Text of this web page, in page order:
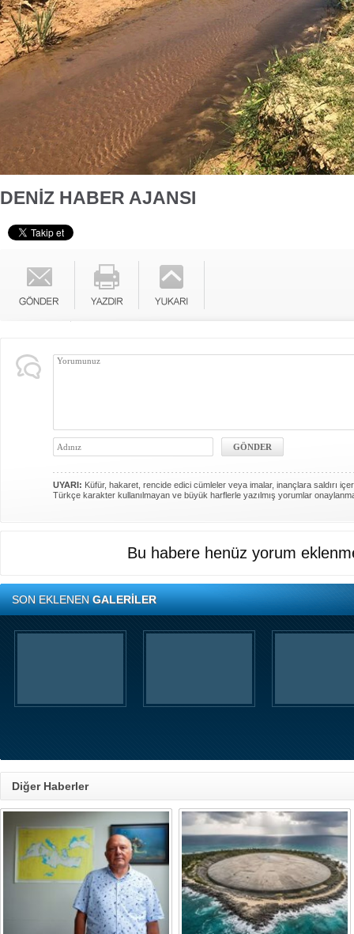
DENİZ HABER AJANSI
UYARI: Küfür, hakaret, rencide edici cümleler veya imalar, inançlara saldırı
Türkçe karakter kullanılmayan ve büyük harflerle yazılmış yorumlar
Bu habere henüz yorum
SON EKLENENGALERİLER
Diğer Haberler